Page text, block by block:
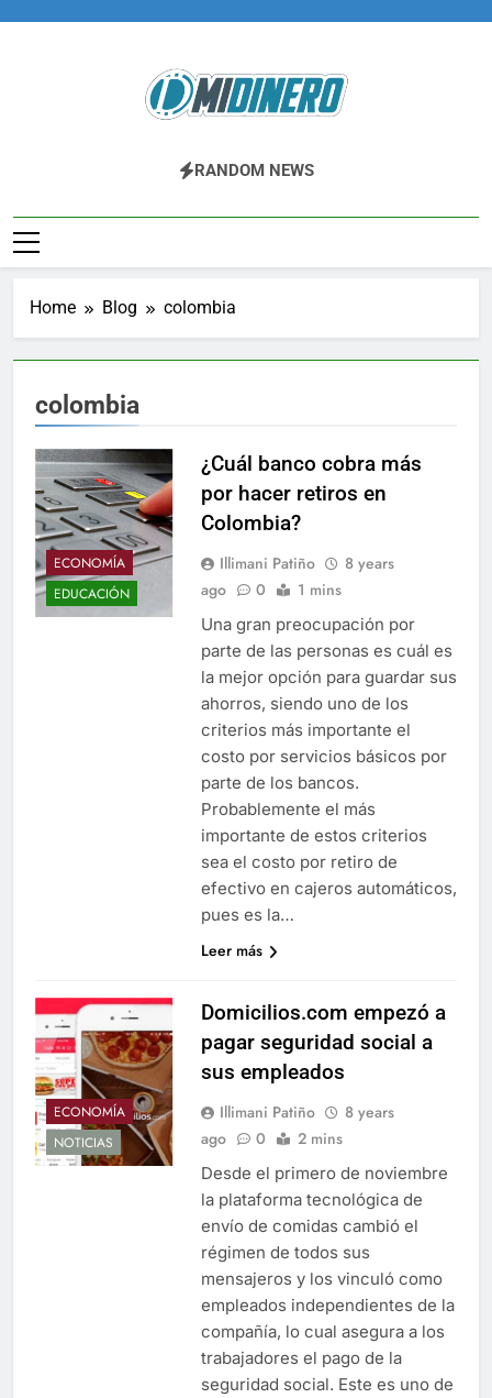
Midinero.co
Fintech, Criptomonedas
RANDOM NEWS
Home Blog colombia
colombia
ECONOMÍA
EDUCACIÓN
¿Cuál banco cobra más
por hacer retiros en
Colombia?
Illimani Patiño
8 years
ago
0 1 mins
Una gran preocupación por
parte de las personas es cuál es
la mejor opción para guardar sus
ahorros, siendo uno de los
criterios más importante el
costo por servicios básicos por
parte de los bancos.
Probablemente el más
importante de estos criterios
sea el costo por retiro de
efectivo en cajeros automáticos,
pues es la…
Leer más
ECONOMÍA
NOTICIAS
Domicilios.com empezó a
pagar seguridad social a
sus empleados
Illimani Patiño
8 years
ago
0 2 mins
Desde el primero de noviembre
la plataforma tecnológica de
envío de comidas cambió el
régimen de todos sus
mensajeros y los vinculó como
empleados independientes de la
compañía, lo cual asegura a los
trabajadores el pago de la
seguridad social. Este es uno de